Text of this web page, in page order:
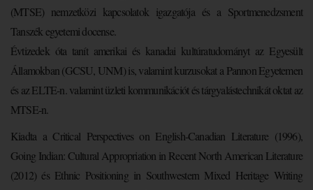
(MTSE) nemzetközi kapcsolatok igazgatója és a Sportmenedzsment
Tanszék egyetemi docense.
Évtizedek óta tanít amerikai és kanadai kultúratudományt az Egyesült
Államokban (GCSU, UNM) is, valamint kurzusokat a Pannon Egyetemen
és az ELTE-n. valamint üzleti kommunikációt és tárgyalástechnikát oktat az
MTSE-n.
Kiadta a Critical Perspectives on English-Canadian Literature (1996),
Going Indian: Cultural Appropriation in Recent North American Literature
(2012) és Ethnic Positioning in Southwestern Mixed Heritage Writing